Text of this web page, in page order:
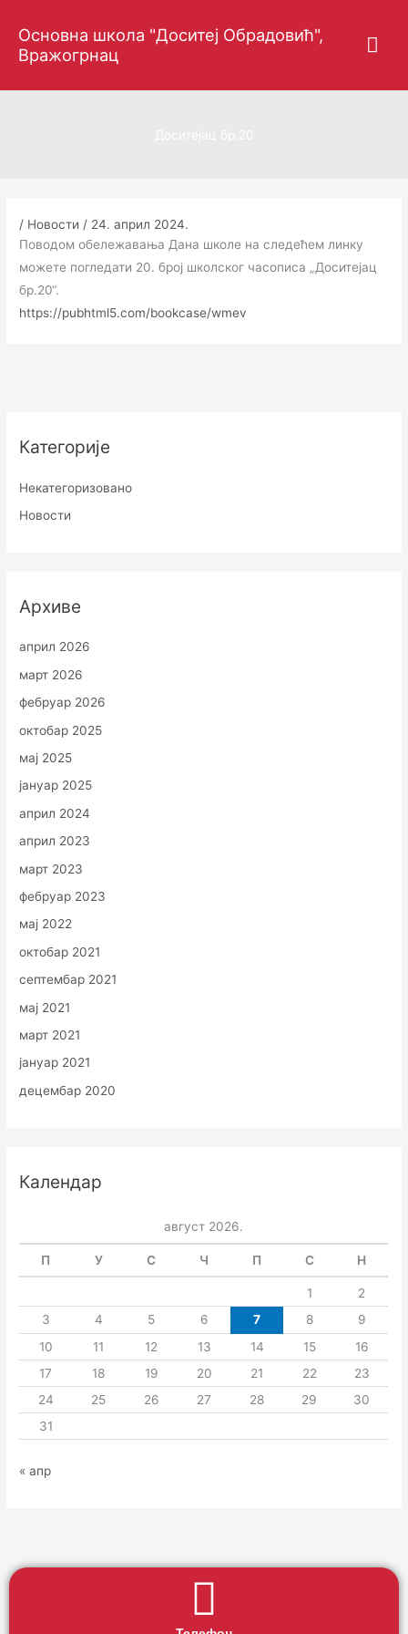
садржај
Основна школа "Доситеј Обрадовић",
Вражогрнац
/ Новости / 24. април 2024.
Поводом обележавања Дана школе на следећем линку
можете погледати 20. број школског часописа „Доситејац
бр.20“.
https://pubhtml5.com/bookcase/wmev
Категорије
Некатегоризовано
Новости
Архиве
април 2026
март 2026
фебруар 2026
октобар 2025
мај 2025
јануар 2025
април 2024
април 2023
март 2023
фебруар 2023
мај 2022
октобар 2021
септембар 2021
мај 2021
март 2021
јануар 2021
децембар 2020
Календар
август 2026.
П У С Ч П С Н
1
2
3
4 5 6 7 8
9
10
11 12 13 14 15
16
17
18 19 20 21 22
23
24
25 26 27 28 29
30
31
« апр